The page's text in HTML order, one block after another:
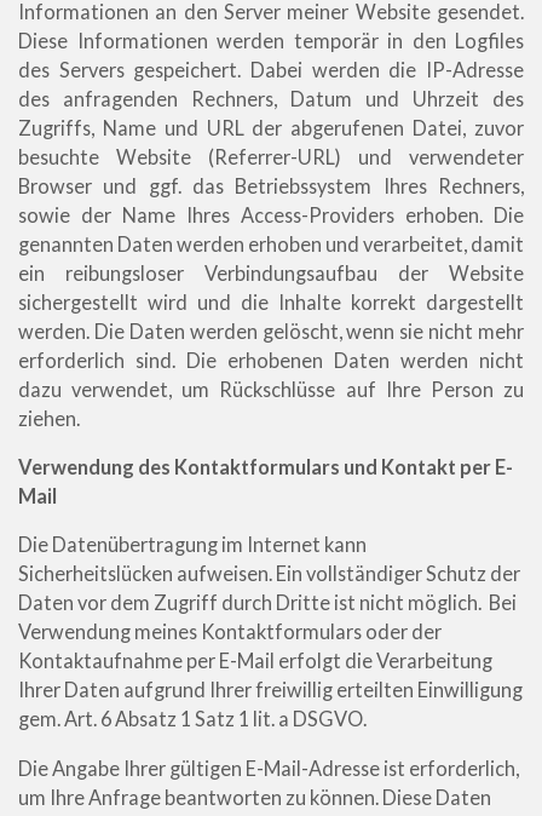
Informationen an den Server meiner Website gesendet.
Diese Informationen werden temporär in den Logfiles
des Servers gespeichert. Dabei werden die IP-Adresse
des anfragenden Rechners, Datum und Uhrzeit des
Zugriffs, Name und URL der abgerufenen Datei, zuvor
besuchte Website (Referrer-URL) und verwendeter
Browser und ggf. das Betriebssystem Ihres Rechners,
sowie der Name Ihres Access-Providers erhoben. Die
genannten Daten werden erhoben und verarbeitet, damit
ein reibungsloser Verbindungsaufbau der Website
sichergestellt wird und die Inhalte korrekt dargestellt
werden. Die Daten werden gelöscht, wenn sie nicht mehr
erforderlich sind. Die erhobenen Daten werden nicht
dazu verwendet, um Rückschlüsse auf Ihre Person zu
ziehen.
Verwendung des Kontaktformulars und Kontakt per E-
Mail
Die Datenübertragung im Internet kann
Sicherheitslücken aufweisen. Ein vollständiger Schutz der
Daten vor dem Zugriff durch Dritte ist nicht möglich. Bei
Verwendung meines Kontaktformulars oder der
Kontaktaufnahme per E-Mail erfolgt die Verarbeitung
Ihrer Daten aufgrund Ihrer freiwillig erteilten Einwilligung
gem. Art. 6 Absatz 1 Satz 1 lit. a DSGVO.
Die Angabe Ihrer gültigen E-Mail-Adresse ist erforderlich,
um Ihre Anfrage beantworten zu können. Diese Daten